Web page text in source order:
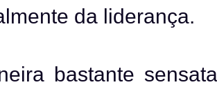
da liderança.
bastante